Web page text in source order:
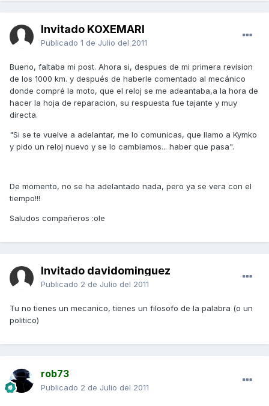
Invitado KOXEMARI
Publicado 1 de Julio del 2011
Bueno, faltaba mi post. Ahora si, despues de mi primera revision
de los 1000 km. y después de haberle comentado al mecánico
donde compré la moto, que el reloj se me adeantaba,a la hora de
hacer la hoja de reparacion, su respuesta fue tajante y muy
directa.
"Si se te vuelve a adelantar, me lo comunicas, que llamo a Kymko
y pido un reloj nuevo y se lo cambiamos... haber que pasa".
De momento, no se ha adelantado nada, pero ya se vera con el
tiempo!!!
Saludos compañeros :ole
Invitado davidominguez
Publicado 2 de Julio del 2011
Tu no tienes un mecanico, tienes un filosofo de la palabra (o un
politico)
rob73
Publicado 2 de Julio del 2011